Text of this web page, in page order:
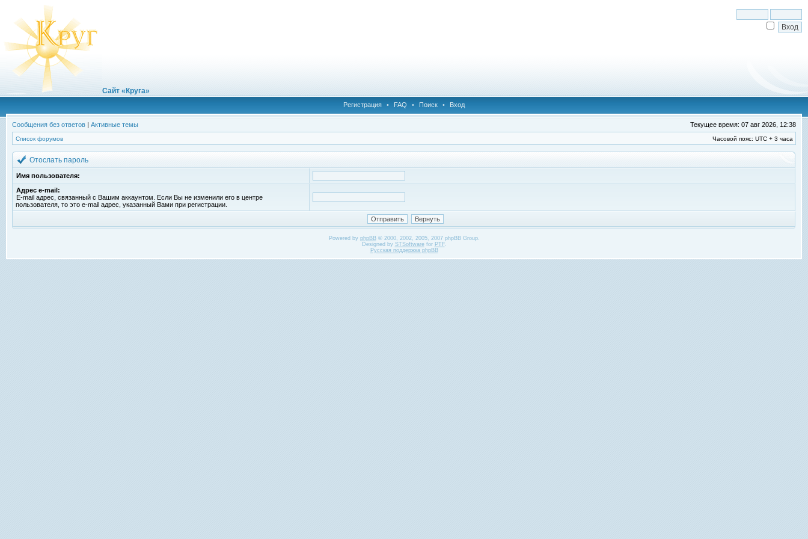
Сайт «Круга»
Регистрация • FAQ • Поиск • Вход
Сообщения без ответов | Активные темы Текущее время: 07 авг 2026, 12:38
Список форумов Часовой пояс: UTC + 3 часа
Отослать пароль
Имя пользователя:
Адрес e-mail:
E-mail адрес, связанный с Вашим аккаунтом. Если Вы не изменили его в центре
пользователя, то это e-mail адрес, указанный Вами при регистрации.
Powered by phpBB© 2000, 2002, 2005, 2007 phpBB Group.
Designed by STSoftwarefor PTF.
Русская поддержка phpBB